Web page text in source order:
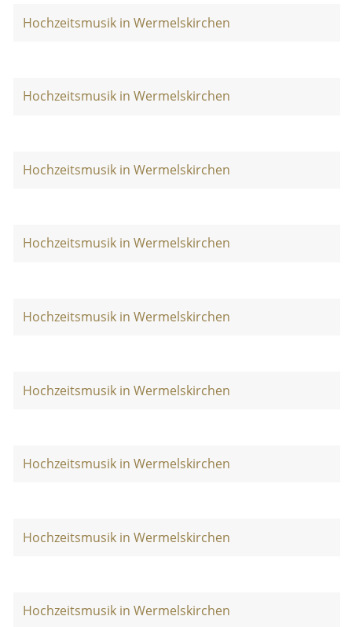
Hochzeitsmusik in Wermelskirchen
Hochzeitsmusik in Wermelskirchen
Hochzeitsmusik in Wermelskirchen
Hochzeitsmusik in Wermelskirchen
Hochzeitsmusik in Wermelskirchen
Hochzeitsmusik in Wermelskirchen
Hochzeitsmusik in Wermelskirchen
Hochzeitsmusik in Wermelskirchen
Hochzeitsmusik in Wermelskirchen